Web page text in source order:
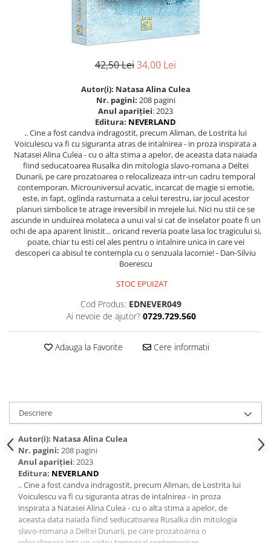
Manuale scolare/Cursuri
Medicină
Poezie
Politică/Geopolitică
Proză
Psihologie
Sociologie
Stiinte/Educatie
Noutăți
Capital
Evenimentul Istoric
Evenimentul istoric - editii
electronice
42,50 Lei34,00 Lei
Autor(i): Natasa Alina Culea
Nr. pagini: 208 pagini
Anul apariţiei: 2023
Editura: NEVERLAND
.. Cine a fost candva indragostit, precum Aliman, de Lostrita lui
Voiculescu va fi cu siguranta atras de intalnirea - in proza inspirata a
Natasei Alina Culea - cu o alta stima a apelor, de aceasta data naiada
fiind seducatoarea Rusalka din mitologia slavo-romana a Deltei
Dunarii, pe care prozatoarea o relocalizeaza intr-un cadru temporal
contemporan. Microuniversul acvatic, incarcat de magie si emotie,
este, in fapt, oglinda rasturnata a celui terestru, iar jocul acestor
planuri simbolice te atrage ireversibil in mrejele lui. Nici nu stii ce se
ascunde in unduirea molateca a unui val si cat de inselator poate fi un
ochi de apa aparent linistit... oricand reveria poate lasa loc tragicului si,
poate, chiar tu esti cel ales pentru o intalnire unica in care vei
descoperi ca abisul te contempla cu o senzuala lacomie! - Dan-Silviu
Boerescu
STOC EPUIZAT
Cod Produs: EDNEVER049
Ai nevoie de ajutor? 0729.729.560
Adauga la Favorite Cere informatii
Descriere
Autor(i): Natasa Alina Culea
Nr. pagini: 208 pagini
Anul apariţiei: 2023
Editura: NEVERLAND
.. Cine a fost candva indragostit, precum Aliman, de Lostrita lui
Voiculescu va fi cu siguranta atras de intalnirea - in proza
inspirata a Natasei Alina Culea - cu o alta stima a apelor, de
aceasta data naiada fiind seducatoarea Rusalka din mitologia
slavo-romana a Deltei Dunarii, pe care prozatoarea o